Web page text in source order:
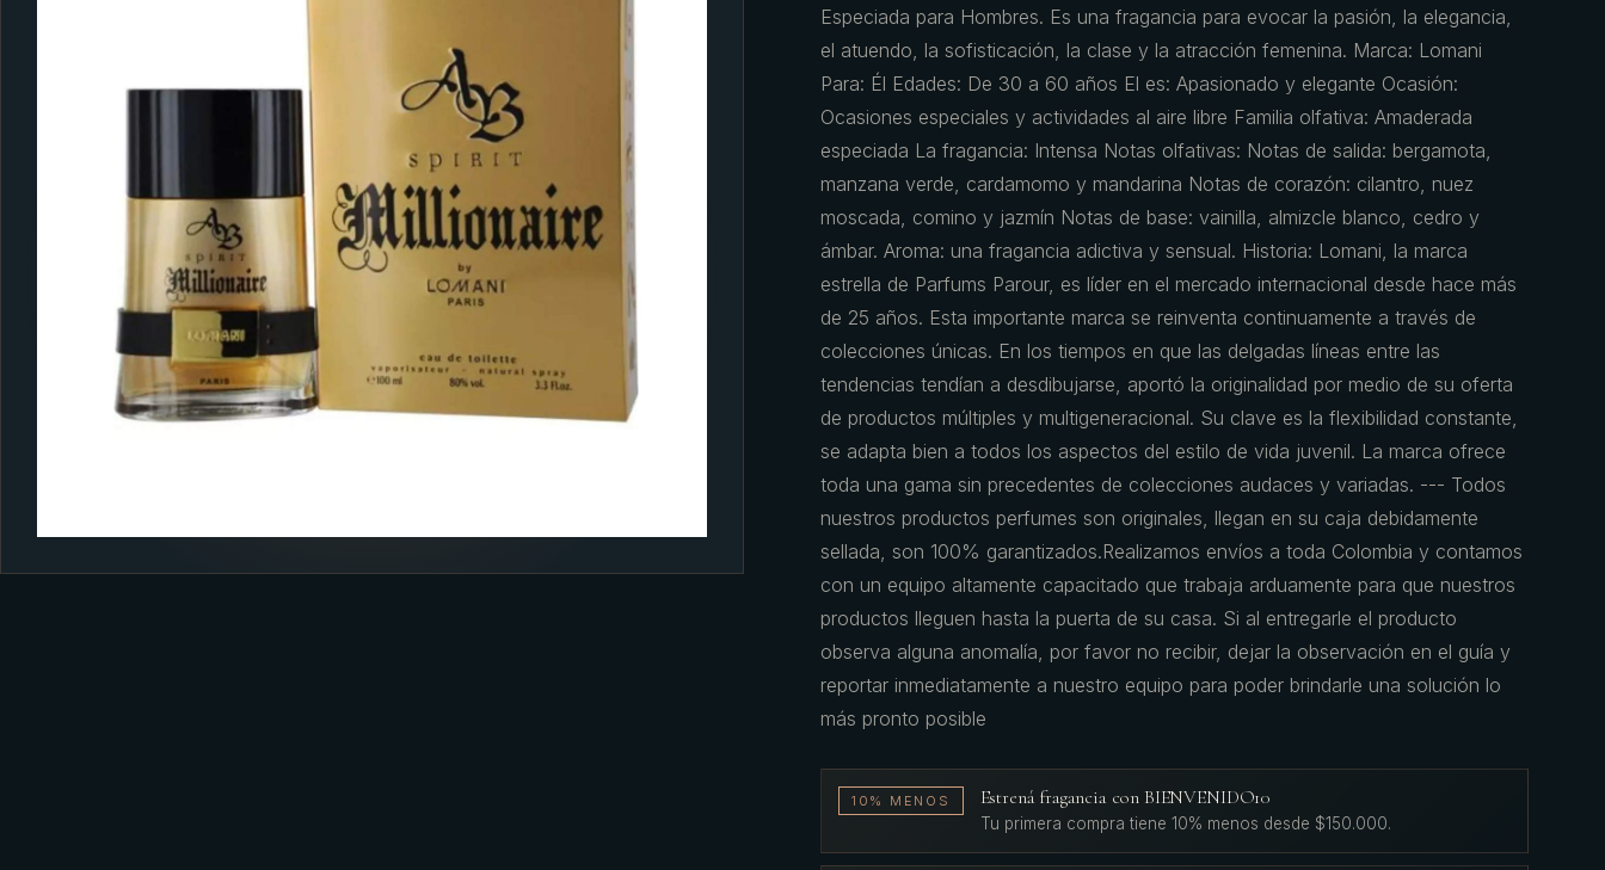
Especiada para Hombres. Es una fragancia para evocar la pasión, la elegancia,
el atuendo, la sofisticación, la clase y la atracción femenina. Marca: Lomani
Para: Él Edades: De 30 a 60 años El es: Apasionado y elegante Ocasión:
Ocasiones especiales y actividades al aire libre Familia olfativa: Amaderada
especiada La fragancia: Intensa Notas olfativas: Notas de salida: bergamota,
manzana verde, cardamomo y mandarina Notas de corazón: cilantro, nuez
moscada, comino y jazmín Notas de base: vainilla, almizcle blanco, cedro y
ámbar. Aroma: una fragancia adictiva y sensual. Historia: Lomani, la marca
estrella de Parfums Parour, es líder en el mercado internacional desde hace más
de 25 años. Esta importante marca se reinventa continuamente a través de
colecciones únicas. En los tiempos en que las delgadas líneas entre las
tendencias tendían a desdibujarse, aportó la originalidad por medio de su oferta
de productos múltiples y multigeneracional. Su clave es la flexibilidad constante,
se adapta bien a todos los aspectos del estilo de vida juvenil. La marca ofrece
toda una gama sin precedentes de colecciones audaces y variadas. --- Todos
nuestros productos perfumes son originales, llegan en su caja debidamente
sellada, son 100% garantizados.Realizamos envíos a toda Colombia y contamos
con un equipo altamente capacitado que trabaja arduamente para que nuestros
productos lleguen hasta la puerta de su casa. Si al entregarle el producto
observa alguna anomalía, por favor no recibir, dejar la observación en el guía y
reportar inmediatamente a nuestro equipo para poder brindarle una solución lo
más pronto posible
10% MENOS Estrená fragancia con BIENVENIDO10
Tu primera compra tiene 10% menos desde $150.000.